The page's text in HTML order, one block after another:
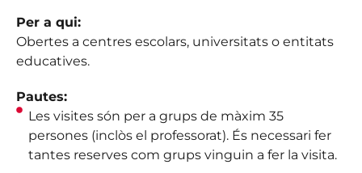
Per a qui:
Obertes a centres escolars, universitats o entitats
educatives.
Pautes:
Les visites són per a grups de màxim 35
persones (inclòs el professorat). És necessari fer
tantes reserves com grups vinguin a fer la visita.